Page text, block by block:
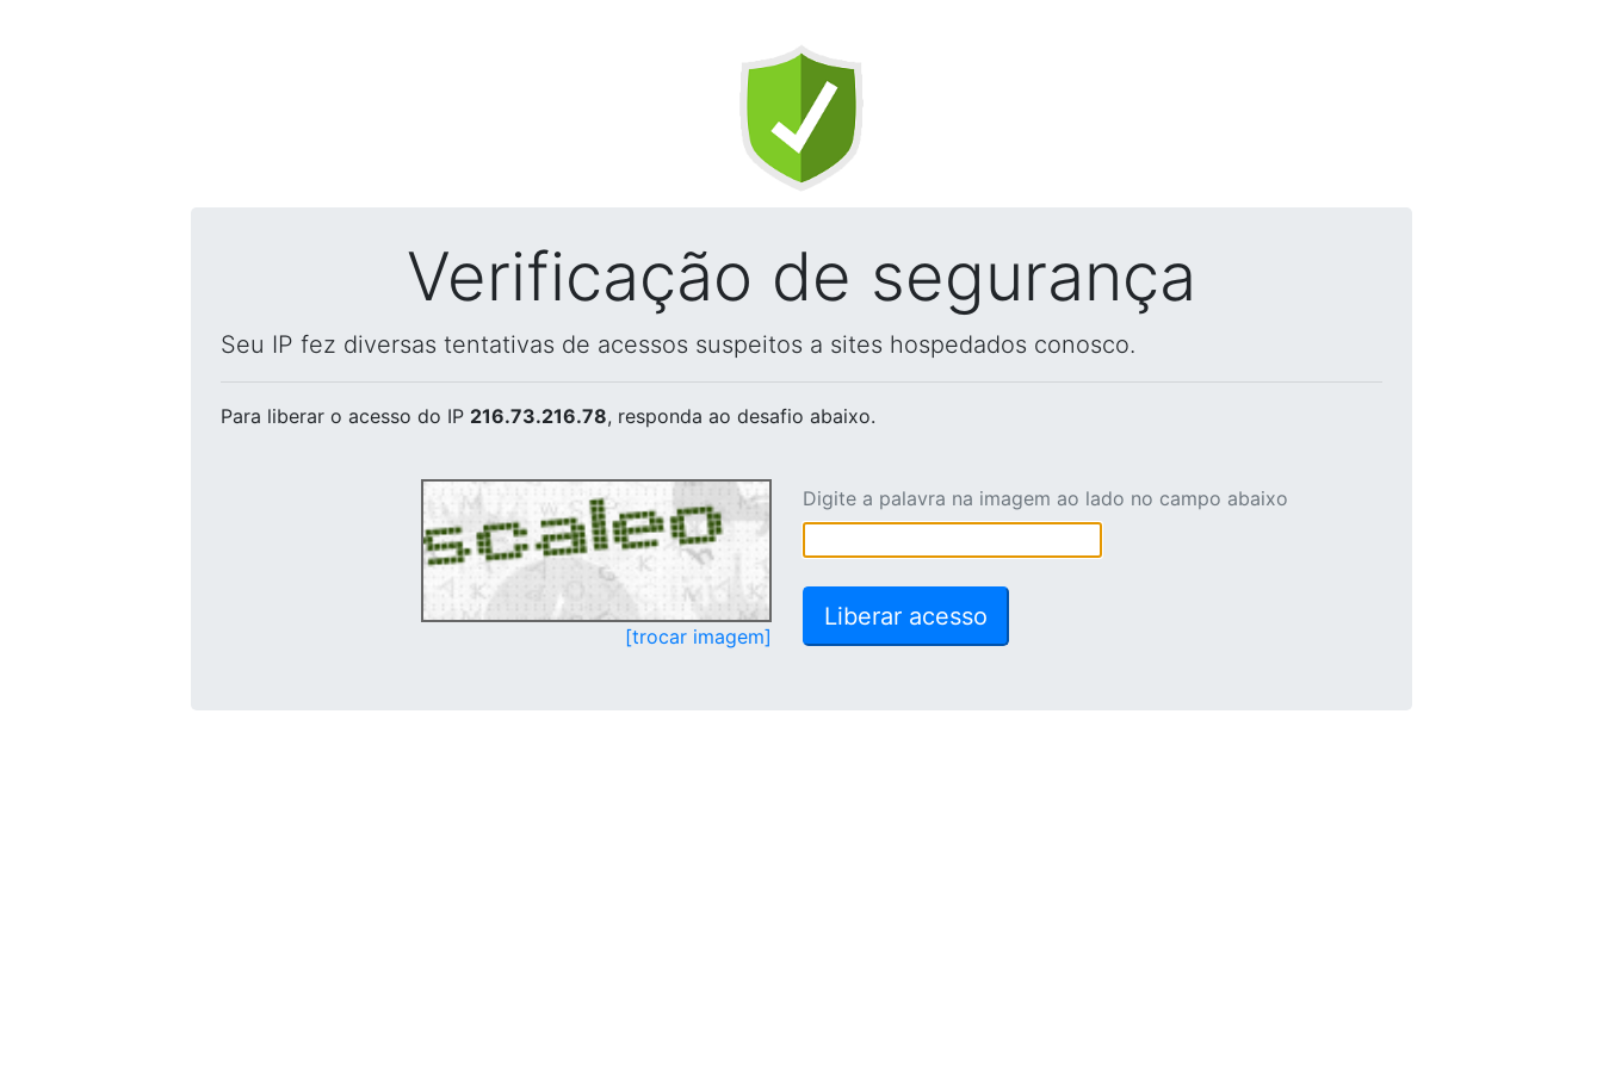
Verificação de segurança
Seu IP fez diversas tentativas de acessos suspeitos a sites hospedados conosco.
Para liberar o acesso do IP 216.73.216.78, responda ao desafio abaixo.
[trocar imagem]
Digite a palavra na imagem ao lado no campo abaixo